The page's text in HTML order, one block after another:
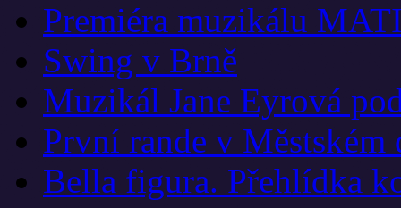
Premiéra muzikálu
Swing v Brně
Muzikál Jane Eyrová
První rande v
Bella figura. Přehlídka